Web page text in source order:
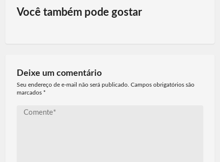
Você também pode gostar
Deixe um comentário
Seu endereço de e-mail não será publicado. Campos obrigatórios são
marcados *
Comente*